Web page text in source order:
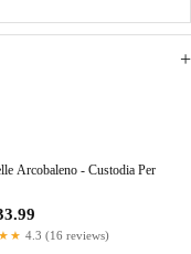
Arcobaleno - Custodia Per
4.3 (16 reviews)